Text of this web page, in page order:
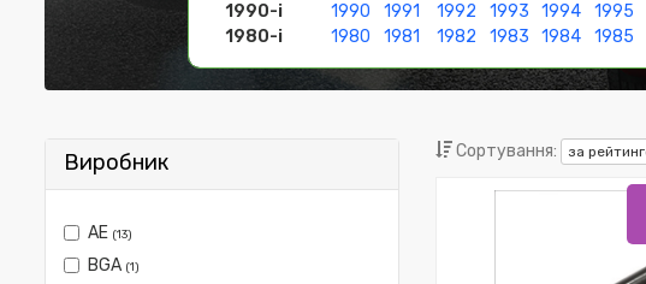
1990-і
1990 1991 1992 1993 1994 1995
1980-і
1980 1981 1982 1983 1984 1985
Виробник
AE (13)
BGA (1)
Сортування: за